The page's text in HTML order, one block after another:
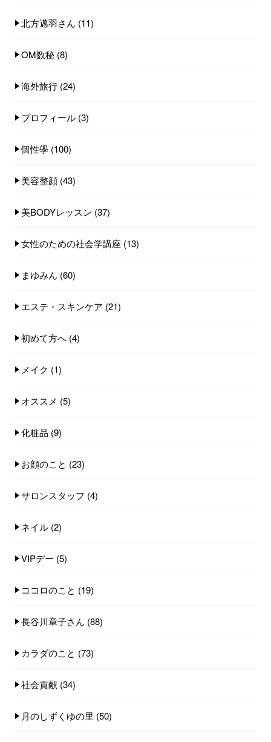
北方邁羽さん (11)
OM数秘 (8)
海外旅行 (24)
プロフィール (3)
個性學 (100)
美容整顔 (43)
美BODYレッスン (37)
女性のための社会学講座 (13)
まゆみん (60)
エステ・スキンケア (21)
初めて方へ (4)
メイク (1)
オススメ (5)
化粧品 (9)
お顔のこと (23)
サロンスタッフ (4)
ネイル (2)
VIPデー (5)
ココロのこと (19)
長谷川章子さん (88)
カラダのこと (73)
社会貢献 (34)
月のしずくゆの里 (50)